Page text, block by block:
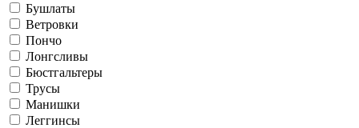
Бушлаты
Ветровки
Пончо
Лонгсливы
Бюстгальтеры
Трусы
Манишки
Леггинсы